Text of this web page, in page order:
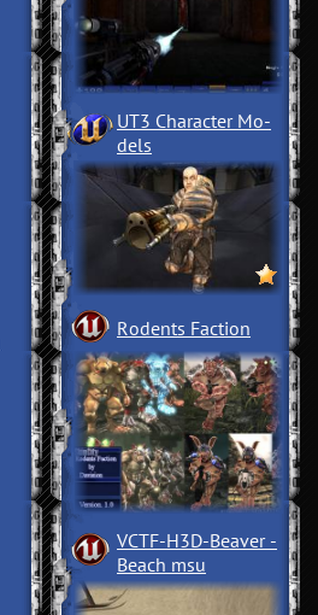
UT3 Character Mo­
dels
Rodents Faction
VCTF-H3D-Beaver ­
Beach msu